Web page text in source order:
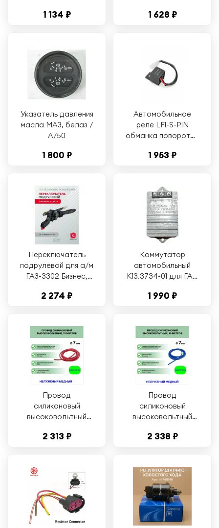
Рено (Renault)
22448ED800
1 134 ₽
Ниссан (Nissan)
1 628 ₽
Указатель давления
масла МАЗ, белаз /
А/50
1 800 ₽
Автомобильное
реле LF1-S-PIN
обманка поворотов
1 953 ₽
Переключатель
подрулевой для а/м
ГАЗ-3302 Бизнес,
ГАЗ-А21R22 Next
(3111.3709100-28)
2 274 ₽
Коммутатор
автомобильный
К13.3734-01 для ГАЗ,
1 990 ₽
Провод
силиконовый
высоковольтный
красный, 10 метров
2 313 ₽
Провод
силиконовый
высоковольтный
синий, 10 метров
2 338 ₽